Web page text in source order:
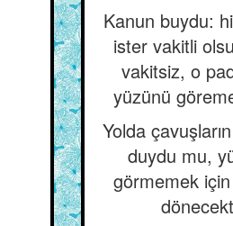
Kanun buydu:
ister vakitli
vakitsiz, o
yüzünü
Yolda
duydu mu,
görmemek